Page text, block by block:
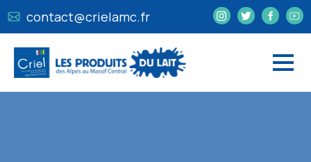
contact@crielamc.fr